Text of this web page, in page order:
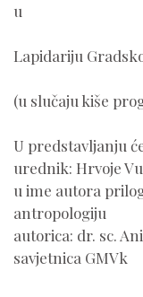
u
Lapidariju
(u slučaju kiše
U predstavljanju
urednik: Hrvoje
u ime autora
antropologiju
autorica: dr. sc.
savjetnica GMVk